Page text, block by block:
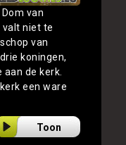
van
valt niet te
van
koningen,
de kerk.
een ware
Toon